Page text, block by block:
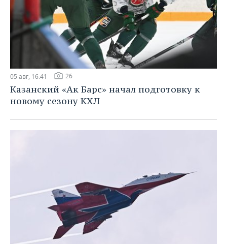
05 авг, 16:41 26
Казанский «Ак Барс» начал подготовку к
новому сезону КХЛ